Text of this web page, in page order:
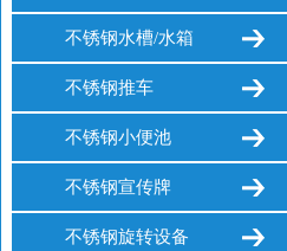
不锈钢水槽/水箱
不锈钢推车
不锈钢小便池
不锈钢宣传牌
不锈钢旋转设备